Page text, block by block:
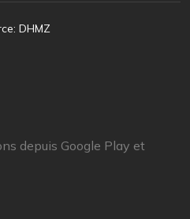
DHMZ
depuis Google Play et